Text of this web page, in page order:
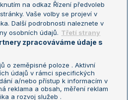
Nastavení soukromí
Reklama
na odkaz Řízení předvoleb
Vaše volby se projeví v
Další podrobnosti naleznete v
osobních údajů. Třetí strany
zpracováváme údaje s
o zeměpisné poloze . Aktivní
údajů v rámci specifických
a/nebo přístup k informacím v
reklama a obsah, měření reklam
a rozvoj služeb .